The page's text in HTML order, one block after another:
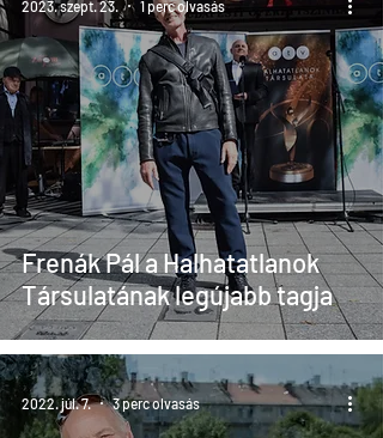
Frenák Pál a Halhatatlanok
Társulatának legújabb tagja
2023. szept. 23. 1 perc olvasás
2022. júl. 7. 3 perc olvasás